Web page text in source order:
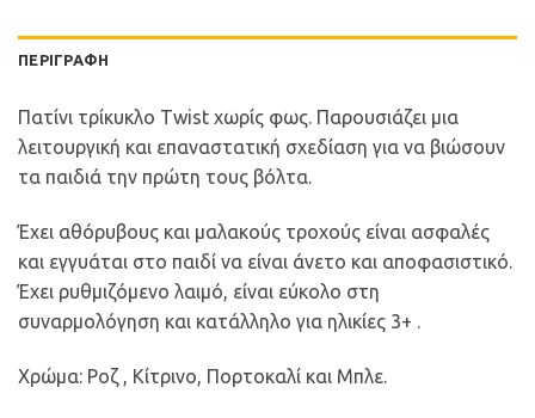
ΠΕΡΙΓΡΑΦΉ
Πατίνι τρίκυκλο Τwist χωρίς φως. Παρουσιάζει μια
λειτουργική και επαναστατική σχεδίαση για να βιώσουν
τα παιδιά την πρώτη τους βόλτα.
Έχει αθόρυβους και μαλακούς τροχούς είναι ασφαλές
και εγγυάται στο παιδί να είναι άνετο και αποφασιστικό.
Έχει ρυθμιζόμενο λαιμό, είναι εύκολο στη
συναρμολόγηση και κατάλληλο για ηλικίες 3+ .
Χρώμα: Ροζ , Κίτρινο, Πορτοκαλί και Μπλε.